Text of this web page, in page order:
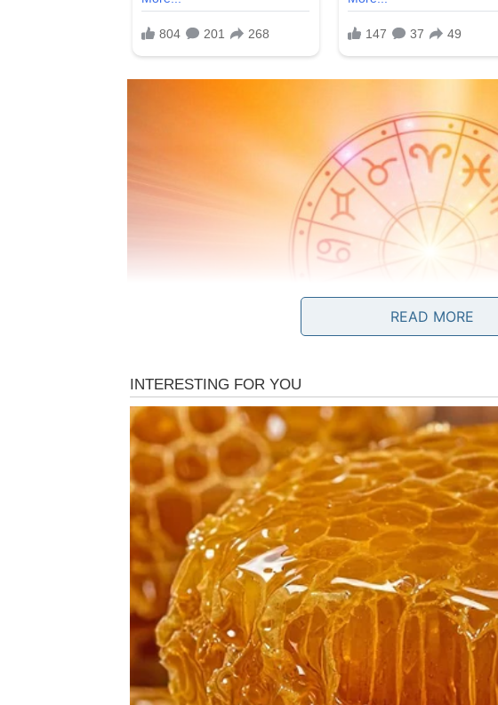
BIK – PROŠLOST DONOSI
OČEKIVAO
Bik je posljednjih mjeseci pokušavao ostaviti prošlost iza
budućnosti, usmjeriti pažnju na posao, porodicu i
ima drugačije planove.
Vrlo je moguće da će se javiti osoba koju dugo nije vidio ili
za koje je mislio da su davno završeni. To može biti bivša
je ostao nerazriješen odnos.
READ MORE